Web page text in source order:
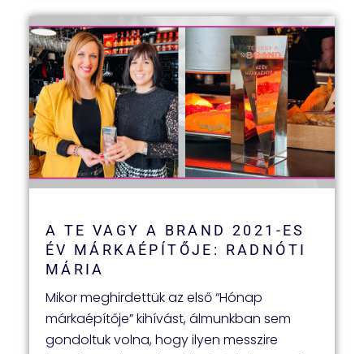
A TE VAGY A BRAND 2021-ES
ÉV MÁRKAÉPÍTŐJE: RADNÓTI
MÁRIA
Mikor meghirdettük az első “Hónap
márkaépítője” kihívást, álmunkban sem
gondoltuk volna, hogy ilyen messzire